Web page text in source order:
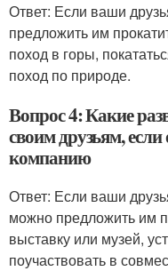
Ответ: Если ваши
предложить им
поход в горы,
поход по природе.
Вопрос 4: Какие
своим друзьям,
компанию
Ответ: Если ваши
можно предложить им
выставку или музей,
поучаствовать в